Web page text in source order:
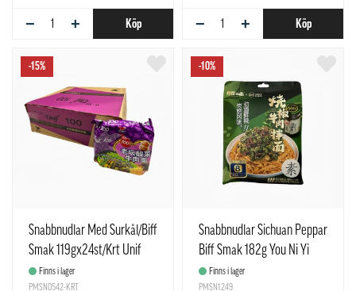
− + Köp − + Köp
-15%
Snabbnudlar Med Surkål/Biff
Smak 119gx24st/Krt Unif
100 Kina
Finns i lager
PMSN0542-KRT
-10%
Snabbnudlar Sichuan Peppar
Biff Smak 182g You Ni Yi
Mian Kina
Finns i lager
PMSN1249